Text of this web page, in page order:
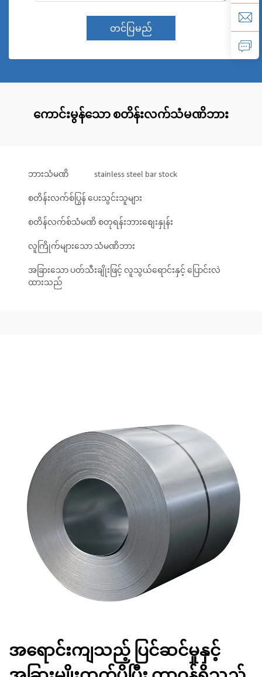
တင်ပြမည်
ကောင်းမွန်သော စတိန်းလက်သံမဏိဘား
ဘားသံမဏိ stainless steel bar stock
စတိန်းလက်စ်ပြွန် ပေးသွင်းသူများ
စတိန်လက်စ်သံမဏိ စတုရန်းဘားစျေးနှုန်း
လူကြိုက်များသော သံမဏိဘား
အခြားသော ပတ်သီးချိုးဖြင့် လူသွယ်ရောင်းနှင့် ပြောင်းလဲ
ထားသည်
အရောင်းကျသည့် ပြင်ဆင်မှုနှင့်